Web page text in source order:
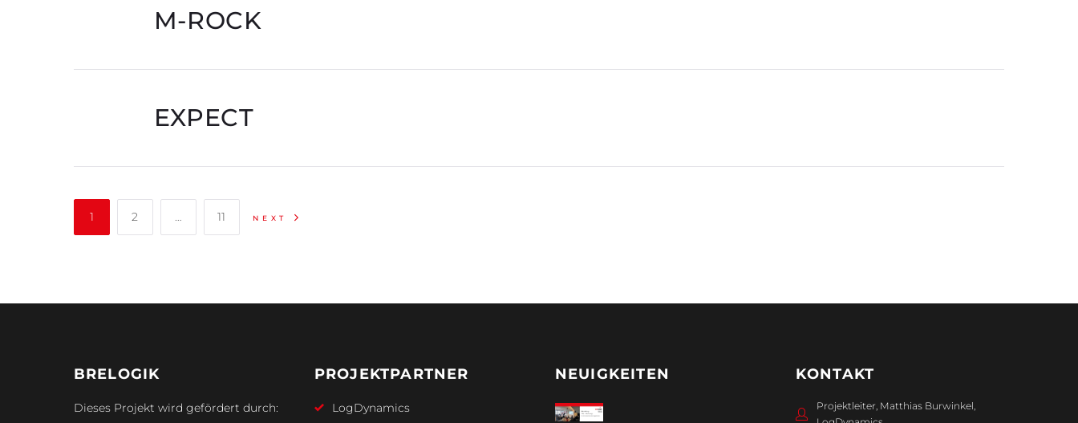
M-ROCK
EXPECT
1 2 … 11 NEXT
BRELOGIK
Dieses Projekt wird gefördert durch:
PROJEKTPARTNER
LogDynamics
NEUIGKEITEN KONTAKT
Projektleiter, Matthias Burwinkel,